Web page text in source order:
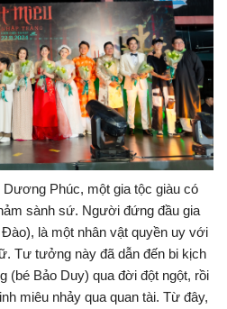
Phúc, một gia tộc giàu có
sành sứ. Người đứng đầu gia
là một nhân vật quyền uy với
Tư tưởng này đã dẫn đến bi kịch
(bé Bảo Duy) qua đời đột ngột, rồi
miêu nhảy qua quan tài. Từ đây,